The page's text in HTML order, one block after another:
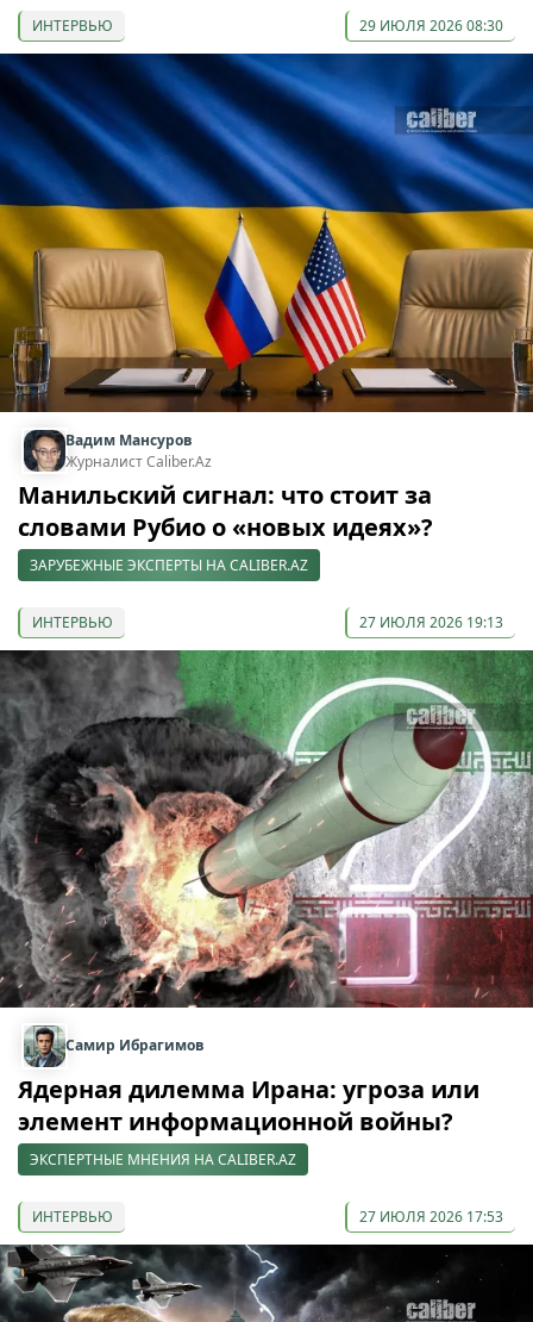
ИНТЕРВЬЮ 29 ИЮЛЯ 2026 08:30
Вадим Мансуров
Журналист Caliber.Az
Манильский сигнал: что стоит за
словами Рубио о «новых идеях»?
ЗАРУБЕЖНЫЕ ЭКСПЕРТЫ НА CALIBER.AZ
ИНТЕРВЬЮ 27 ИЮЛЯ 2026 19:13
Самир Ибрагимов
Ядерная дилемма Ирана: угроза или
элемент информационной войны?
ЭКСПЕРТНЫЕ МНЕНИЯ НА CALIBER.AZ
ИНТЕРВЬЮ 27 ИЮЛЯ 2026 17:53